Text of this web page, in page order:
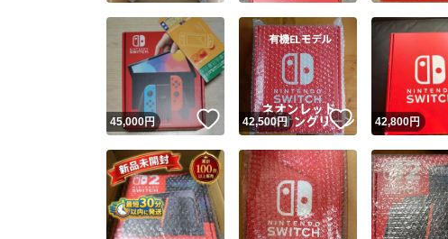
45,000円 いいね！
42,500円 いいね！
42,800円